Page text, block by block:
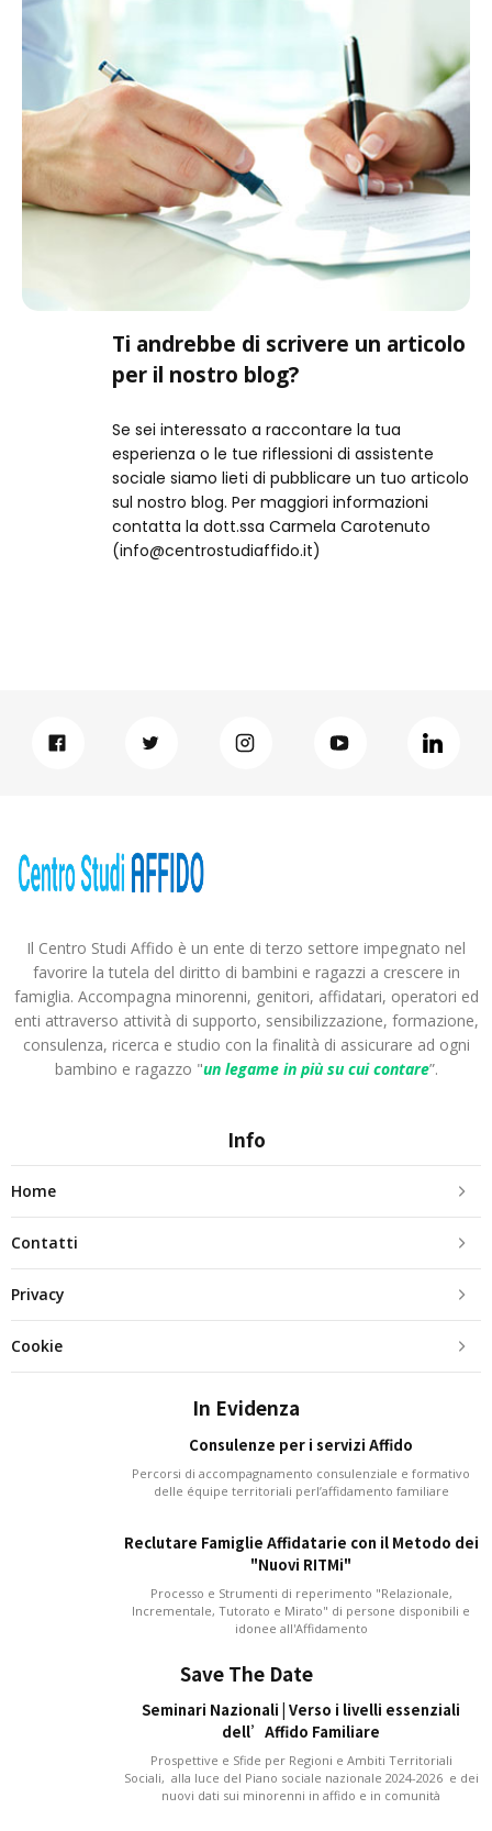
Ti andrebbe di scrivere un articolo
per il nostro blog?
Se sei interessato a raccontare la tua
esperienza o le tue riflessioni di assistente
sociale siamo lieti di pubblicare un tuo articolo
sul nostro blog. Per maggiori informazioni
contatta la dott.ssa Carmela Carotenuto
(info@centrostudiaffido.it)
Il Centro Studi Affido è un ente di terzo settore impegnato nel
favorire la tutela del diritto di bambini e ragazzi a crescere in
famiglia. Accompagna minorenni, genitori, affidatari, operatori ed
enti attraverso attività di supporto, sensibilizzazione, formazione,
consulenza, ricerca e studio con la finalità di assicurare ad ogni
bambino e ragazzo "un legame in più su cui contare”.
Info
Home
Contatti
Privacy
Cookie
In Evidenza
Consulenze per i servizi Affido
Percorsi di accompagnamento consulenziale e formativo
delle équipe territoriali perl’affidamento familiare
Reclutare Famiglie Affidatarie con il Metodo dei
"Nuovi RITMi"
Processo e Strumenti di reperimento "Relazionale,
Incrementale, Tutorato e Mirato" di persone disponibili e
idonee all'Affidamento
Save The Date
Seminari Nazionali | Verso i livelli essenziali
dell’Affido Familiare
Prospettive e Sfide per Regioni e Ambiti Territoriali
Sociali, alla luce del Piano sociale nazionale 2024-2026 e dei
nuovi dati sui minorenni in affido e in comunità